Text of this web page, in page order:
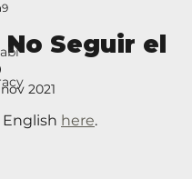
No Seguir el
2021
here.